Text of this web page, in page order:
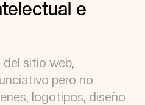
e
sitio web,
pero no
logotipos, diseño